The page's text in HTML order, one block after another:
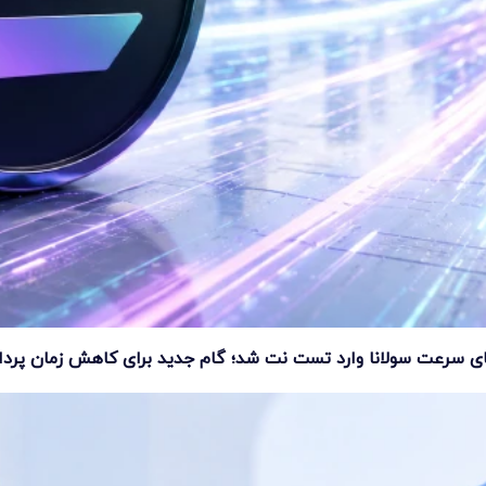
سرعت سولانا وارد تست نت شد؛ گام جدید برای کاهش زمان